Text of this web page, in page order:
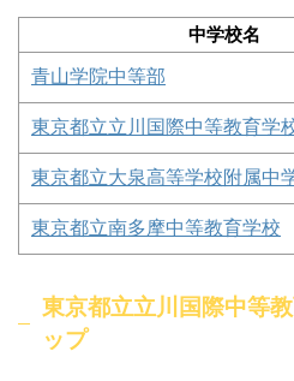
中学校名
青山学院中等部
東京都立立川国際中等教育学
東京都立大泉高等学校附属中
東京都立南多摩中等教育学校
東京都立立川国際中等
ップ